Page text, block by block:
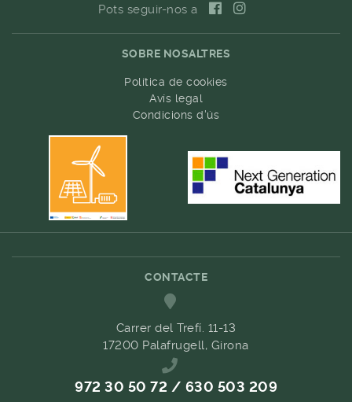
Pots seguir-nos a
SOBRE NOSALTRES
Política de cookies
Avís legal
Condicions d'ús
CONTACTE
Carrer del Trefí. 11-13
17200 Palafrugell, Girona
972 30 50 72 / 630 503 209